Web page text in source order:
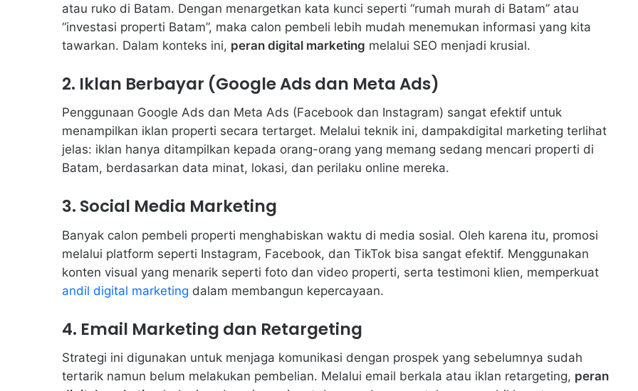
atau ruko di Batam. Dengan menargetkan kata kunci seperti “rumah murah di Batam” atau
“investasi properti Batam”, maka calon pembeli lebih mudah menemukan informasi yang kita
tawarkan. Dalam konteks ini, peran digital marketing melalui SEO menjadi krusial.
2. Iklan Berbayar (Google Ads dan Meta Ads)
Penggunaan Google Ads dan Meta Ads (Facebook dan Instagram) sangat efektif untuk
menampilkan iklan properti secara tertarget. Melalui teknik ini, dampakdigital marketing terlihat
jelas: iklan hanya ditampilkan kepada orang-orang yang memang sedang mencari properti di
Batam, berdasarkan data minat, lokasi, dan perilaku online mereka.
3. Social Media Marketing
Banyak calon pembeli properti menghabiskan waktu di media sosial. Oleh karena itu, promosi
melalui platform seperti Instagram, Facebook, dan TikTok bisa sangat efektif. Menggunakan
konten visual yang menarik seperti foto dan video properti, serta testimoni klien, memperkuat
andil digital marketing dalam membangun kepercayaan.
4. Email Marketing dan Retargeting
Strategi ini digunakan untuk menjaga komunikasi dengan prospek yang sebelumnya sudah
tertarik namun belum melakukan pembelian. Melalui email berkala atau iklan retargeting, peran